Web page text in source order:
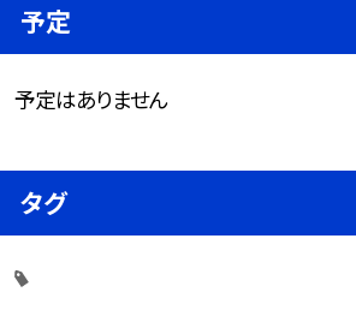
予定
予定はありません
タグ